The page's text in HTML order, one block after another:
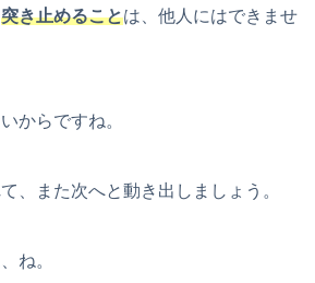
突き止めることは、他人にはできませ
からですね。
、また次へと動き出しましょう。
ね。